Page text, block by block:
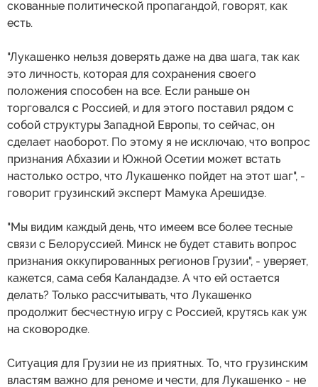
скованные политической пропагандой, говорят, как
есть.
"Лукашенко нельзя доверять даже на два шага, так как
это личность, которая для сохранения своего
положения способен на все. Если раньше он
торговался с Россией, и для этого поставил рядом с
собой структуры Западной Европы, то сейчас, он
сделает наоборот. По этому я не исключаю, что вопрос
признания Абхазии и Южной Осетии может встать
настолько остро, что Лукашенко пойдет на этот шаг", -
говорит грузинский эксперт Мамука Арешидзе.
"Мы видим каждый день, что имеем все более тесные
связи с Белоруссией. Минск не будет ставить вопрос
признания оккупированных регионов Грузии", - уверяет,
кажется, сама себя Каландадзе. А что ей остается
делать? Только рассчитывать, что Лукашенко
продолжит бесчестную игру с Россией, крутясь как уж
на сковородке.
Ситуация для Грузии не из приятных. То, что грузинским
властям важно для реноме и чести, для Лукашенко - не